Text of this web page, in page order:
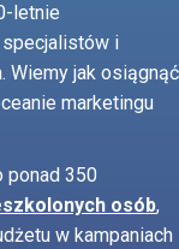
letnie
i
Wiemy jak osiągnąć
marketingu
ponad 350
osób,
w kampaniach